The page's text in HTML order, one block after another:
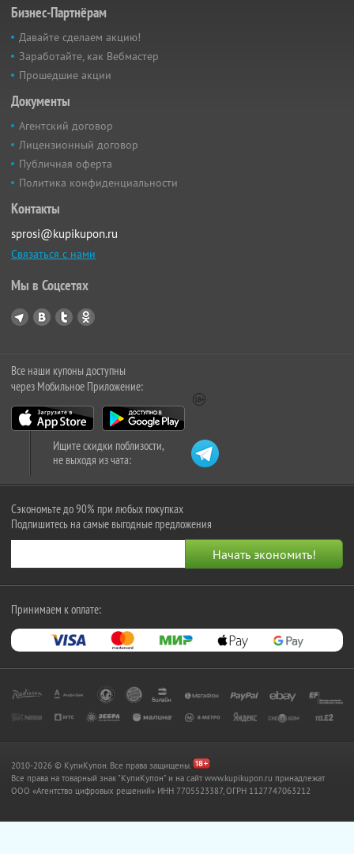
Бизнес-Партнёрам
Давайте сделаем акцию!
Заработайте, как Вебмастер
Прошедшие акции
Документы
Агентский договор
Лицензионный договор
Публичная оферта
Политика конфиденциальности
Контакты
sprosi@kupikupon.ru
Связаться с нами
Мы в Соцсетях
Все наши купоны доступны
через Мобильное Приложение:
Ищите скидки поблизости,
не выходя из чата:
Сэкономьте до 90% при любых покупках
Подпишитесь на самые выгодные предложения
Принимаем к оплате:
2010-2026 © КупиКупон. Все права защищены.
Все права на товарный знак "КупиКупон" и на сайт www.kupikupon.ru принадлежат
OOO «Агентство цифровых решений» ИНН 7705523387, ОГРН 1127747063212